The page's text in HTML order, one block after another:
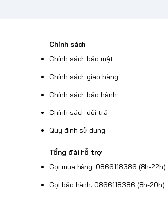
Chính sách
Chính sách bảo mật
Chính sách giao hàng
Chính sách bảo hành
Chính sách đổi trả
Quy định sử dụng
Tổng đài hỗ trợ
Gọi mua hàng: 0866118386 (8h-22h)
Gọi bảo hành: 0866118386 (8h-20h)